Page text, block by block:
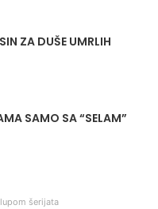
ZA DUŠE UMRLIH
SAMO SA “SELAM”
šerijata